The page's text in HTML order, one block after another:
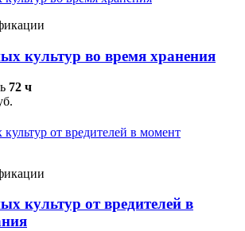
культур во время хранения
72 ч
культур от вредителей в